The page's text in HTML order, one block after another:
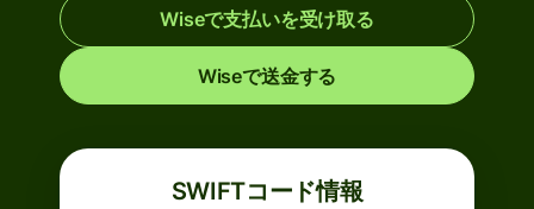
Wiseで支払いを受け取る
Wiseで送金する
SWIFTコード情報